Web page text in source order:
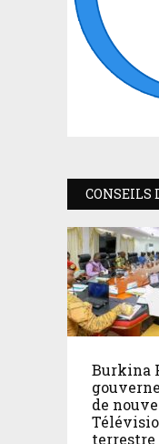
CONSEILS
Burkina
de
terrestre